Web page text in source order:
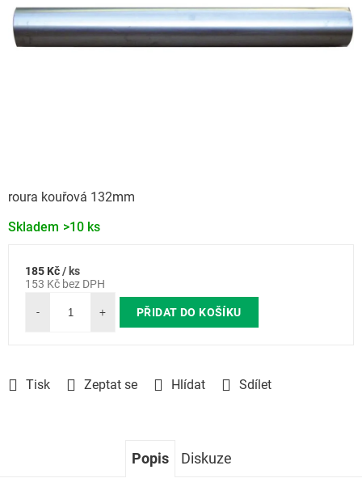
Skladem >10 ks
roura kouřová 132mm
Tisk Zeptat se Hlídat Sdílet
185 Kč/ ks
153 Kč bez DPH
Měrná
PŘIDAT DO KOŠÍKU
Popis Diskuze